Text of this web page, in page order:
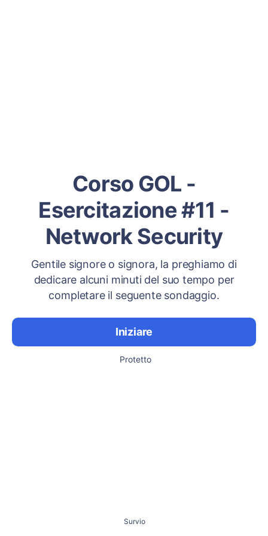
Corso GOL -
Esercitazione #11 -
Network Security
Gentile signore o signora, la preghiamo di
dedicare alcuni minuti del suo tempo per
completare il seguente sondaggio.
Iniziare
Protetto
Survio